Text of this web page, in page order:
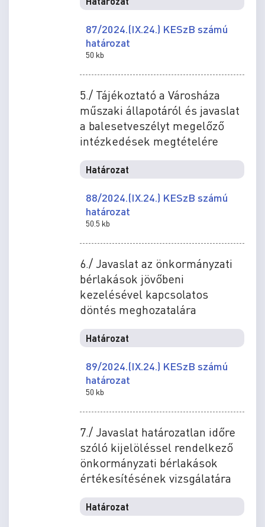
87/2024.(IX.24.) KESzB számú
határozat
50 kb
5./ Tájékoztató a Városháza
műszaki állapotáról és javaslat
a balesetveszélyt megelőző
intézkedések megtételére
Határozat
88/2024.(IX.24.) KESzB számú
határozat
50.5 kb
6./ Javaslat az önkormányzati
bérlakások jövőbeni
kezelésével kapcsolatos
döntés meghozatalára
Határozat
89/2024.(IX.24.) KESzB számú
határozat
50 kb
7./ Javaslat határozatlan időre
szóló kijelöléssel rendelkező
önkormányzati bérlakások
értékesítésének vizsgálatára
Határozat